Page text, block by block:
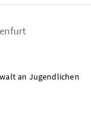
an Jugendlichen